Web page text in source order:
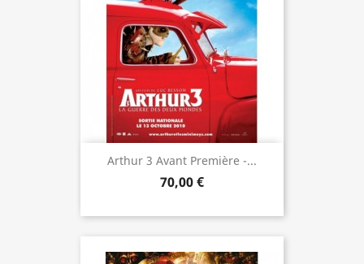
Arthur 3 Avant Première -...
70,00 €